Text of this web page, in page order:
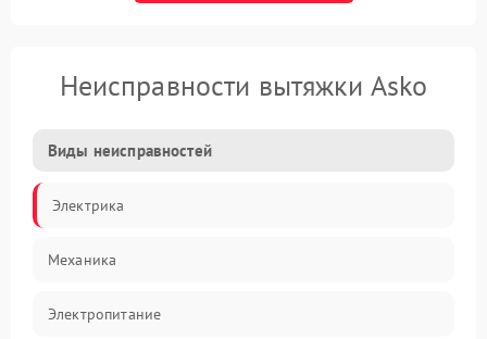
Неисправности вытяжки Asko
Виды неисправностей
Электрика
Механика
Электропитание